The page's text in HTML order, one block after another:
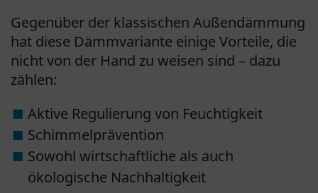
Gegenüber der klassischen Außendämmung
hat diese Dämmvariante einige Vorteile, die
nicht von der Hand zu weisen sind – dazu
zählen:
Aktive Regulierung von Feuchtigkeit
Schimmelprävention
Sowohl wirtschaftliche als auch
ökologische Nachhaltigkeit